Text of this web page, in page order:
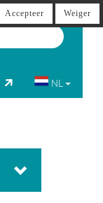
NL
Accepteer Weiger